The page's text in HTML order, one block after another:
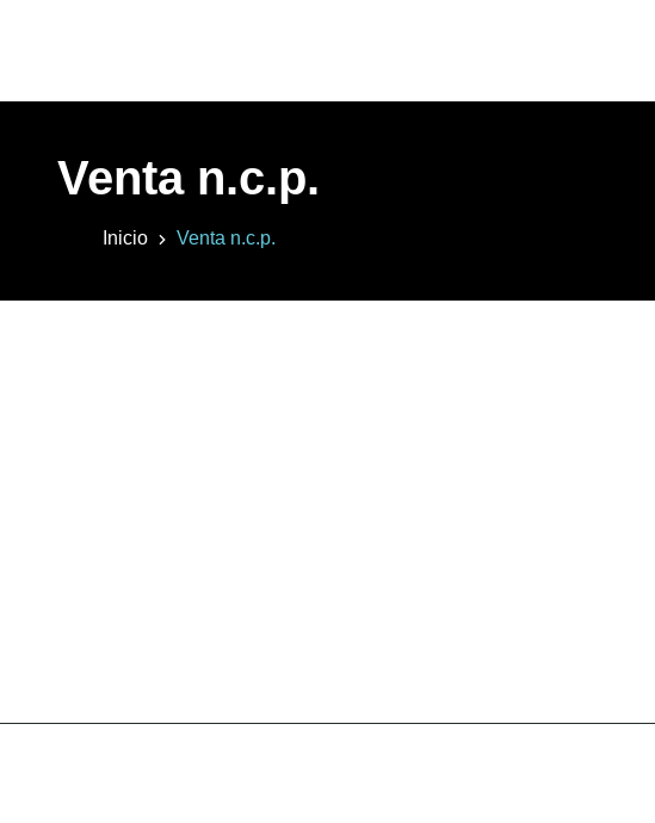
Venta n.c.p.
Inicio Venta n.c.p.